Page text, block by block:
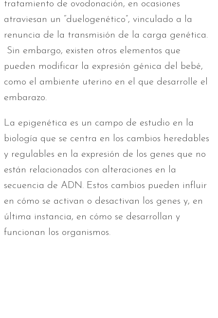
tratamiento de ovodonación, en ocasiones
atraviesan un “duelogenético”, vinculado a la
renuncia de la transmisión de la carga genética.
Sin embargo, existen otros elementos que
pueden modificar la expresión génica del bebé,
como el ambiente uterino en el que desarrolle el
embarazo.
La epigenética es un campo de estudio en la
biología que se centra en los cambios heredables
y regulables en la expresión de los genes que no
están relacionados con alteraciones en la
secuencia de ADN. Estos cambios pueden influir
en cómo se activan o desactivan los genes y, en
última instancia, en cómo se desarrollan y
funcionan los organismos.